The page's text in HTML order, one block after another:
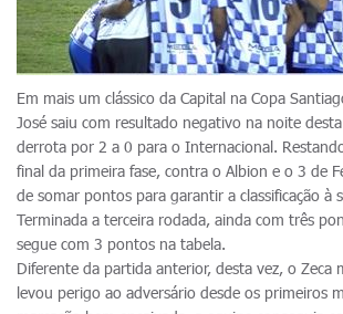
Em mais um clássico da Capital na Copa
José saiu com resultado negativo na noite
derrota por 2 a 0 para o Internacional.
final da primeira fase, contra o Albion e o 3 de
de somar pontos para garantir a classificação à
Terminada a terceira rodada, ainda com três
segue com 3 pontos na tabela.
Diferente da partida anterior, desta vez, o Zeca
levou perigo ao adversário desde os primeiros